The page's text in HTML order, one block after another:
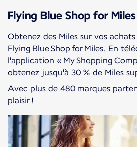
Flying Blue Shop for Miles
Obtenez des Miles sur vos
Flying Blue Shop for Miles. En
l'application « My Shopping
obtenez jusqu'à 30 % de Miles
Avec plus de 480 marques
plaisir !